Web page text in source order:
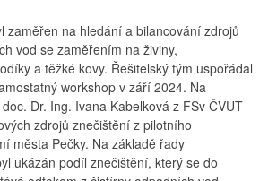
zaměřen na hledání a bilancování zdrojů
vod se zaměřením na živiny,
a těžké kovy. Řešitelský tým uspořádal
workshop v září 2024. Na
Dr. Ing. Ivana Kabelková z FSv ČVUT
zdrojů znečištění z pilotního
města Pečky. Na základě řady
ukázán podíl znečištění, který se do